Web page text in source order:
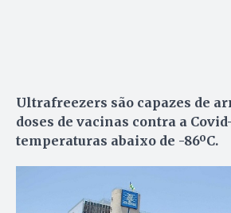
Ultrafreezers são capazes de
doses de vacinas contra a Covid-
temperaturas abaixo de -86ºC.